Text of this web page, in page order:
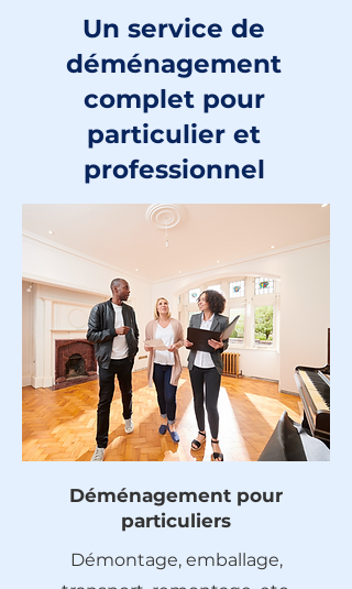
Un service de
déménagement
complet pour
particulier et
professionnel
Déménagement pour
particuliers
Démontage, emballage,